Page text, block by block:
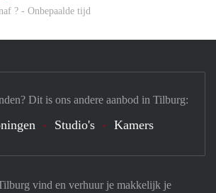
? - Onbepaalde tijd
vind en verhuur je makkelijk je
Dit is ons andere aanbod in Tilburg:
Studio's Kamers